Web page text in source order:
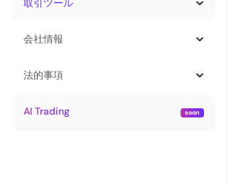
取引ツール
会社情報
法的事項
AI Trading